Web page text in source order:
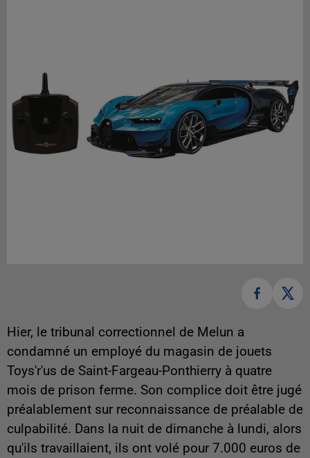
Hier, le tribunal correctionnel de Melun a
condamné un employé du magasin de jouets
Toys'r'us de Saint-Fargeau-Ponthierry à quatre
mois de prison ferme. Son complice doit être jugé
préalablement sur reconnaissance de préalable de
culpabilité. Dans la nuit de dimanche à lundi, alors
qu'ils travaillaient, ils ont volé pour 7.000 euros de